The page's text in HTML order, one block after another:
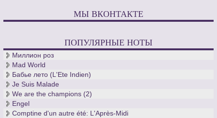
МЫ ВКОНТАКТЕ
ПОПУЛЯРНЫЕ НОТЫ
Миллион роз
Mad World
Бабье лето (L'Ete Indien)
Je Suis Malade
We are the champions (2)
Engel
Comptine d'un autre été: L'Après-Midi